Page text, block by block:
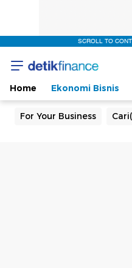
SCROLL TO
Home Ekonomi Bisnis
For Your Business